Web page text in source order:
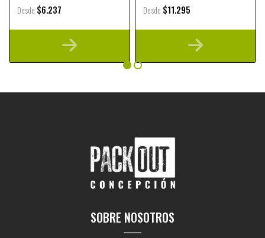
Desde $6.237 Desde $11.295
SOBRE NOSOTROS